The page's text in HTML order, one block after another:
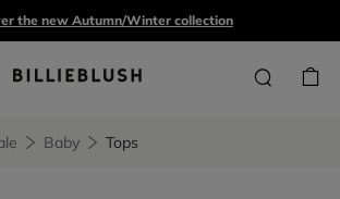
the new Autumn/Winter collection
Baby Tops